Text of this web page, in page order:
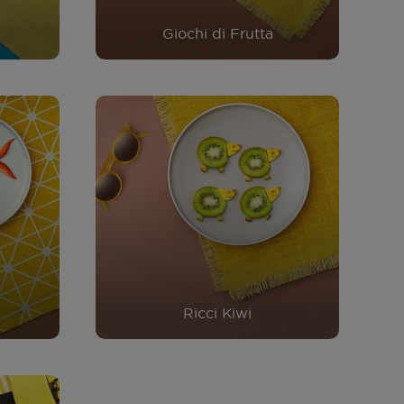
Giochi di Frutta
Ricci Kiwi